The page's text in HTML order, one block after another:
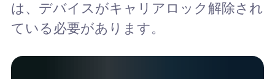
は、デバイスがキャリアロック解除され
ている必要があります。